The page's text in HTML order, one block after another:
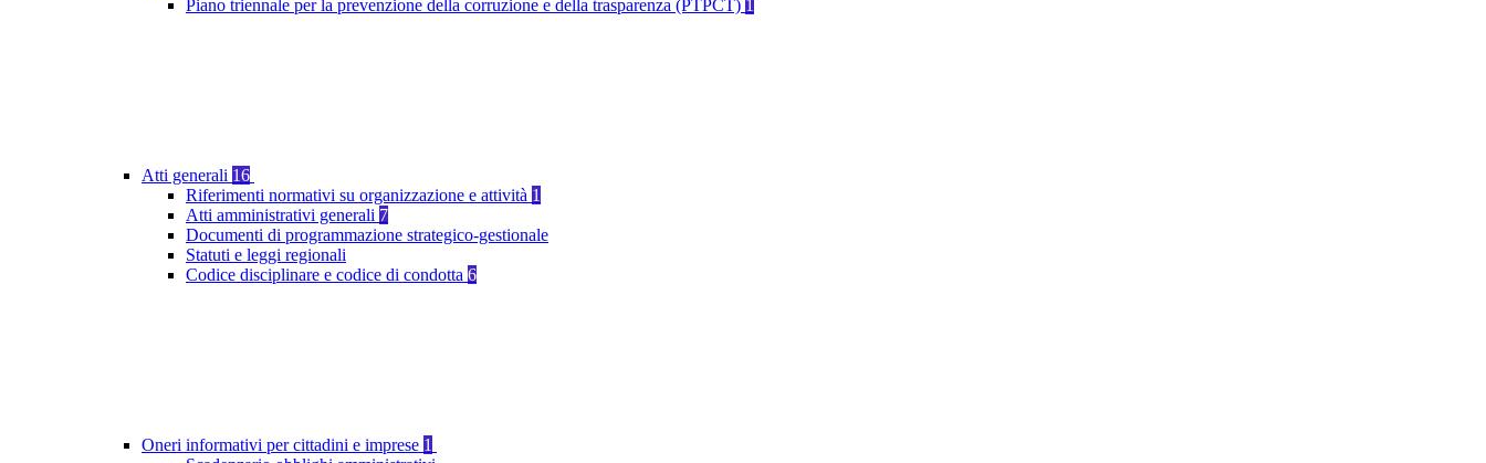
Piano triennale per la prevenzione della corruzione e della trasparenza (PTPCT) 1
Atti generali 16
Riferimenti normativi su organizzazione e attività 1
Atti amministrativi generali 7
Documenti di programmazione strategico-gestionale
Statuti e leggi regionali
Codice disciplinare e codice di condotta 6
Oneri informativi per cittadini e imprese 1